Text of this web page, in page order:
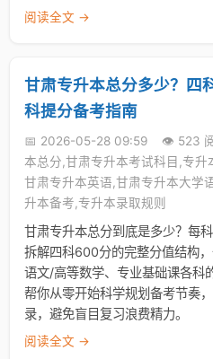
阅读全文 →
甘肃专升本总分多少？四
科提分备考指南
📅 2026-05-28 09:59 👁️ 523
本总分,甘肃专升本考试科目,专
甘肃专升本英语,甘肃专升本大学
升本备考,专升本录取规则
甘肃专升本总分到底是多少？每
拆解四科600分的完整分值结构
语文/高等数学、专业基础课各科
帮你从零开始科学规划备考节奏
录，避免盲目复习浪费精力。
阅读全文 →